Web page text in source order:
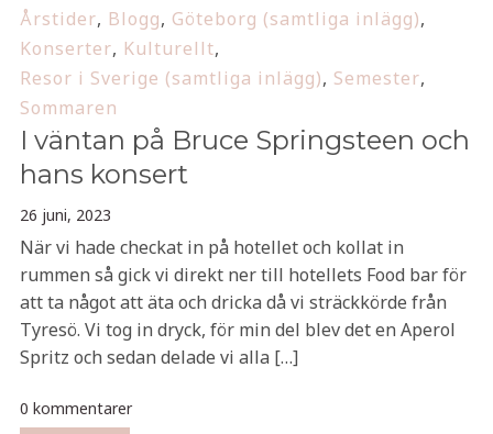
Årstider, Blogg, Göteborg (samtliga inlägg),
Konserter, Kulturellt,
Resor i Sverige (samtliga inlägg), Semester,
Sommaren
I väntan på Bruce Springsteen och
hans konsert
26 juni, 2023
När vi hade checkat in på hotellet och kollat in
rummen så gick vi direkt ner till hotellets Food bar för
att ta något att äta och dricka då vi sträckkörde från
Tyresö. Vi tog in dryck, för min del blev det en Aperol
Spritz och sedan delade vi alla […]
0 kommentarer